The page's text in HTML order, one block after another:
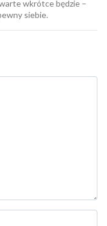
wkrótce będzie –
siebie.